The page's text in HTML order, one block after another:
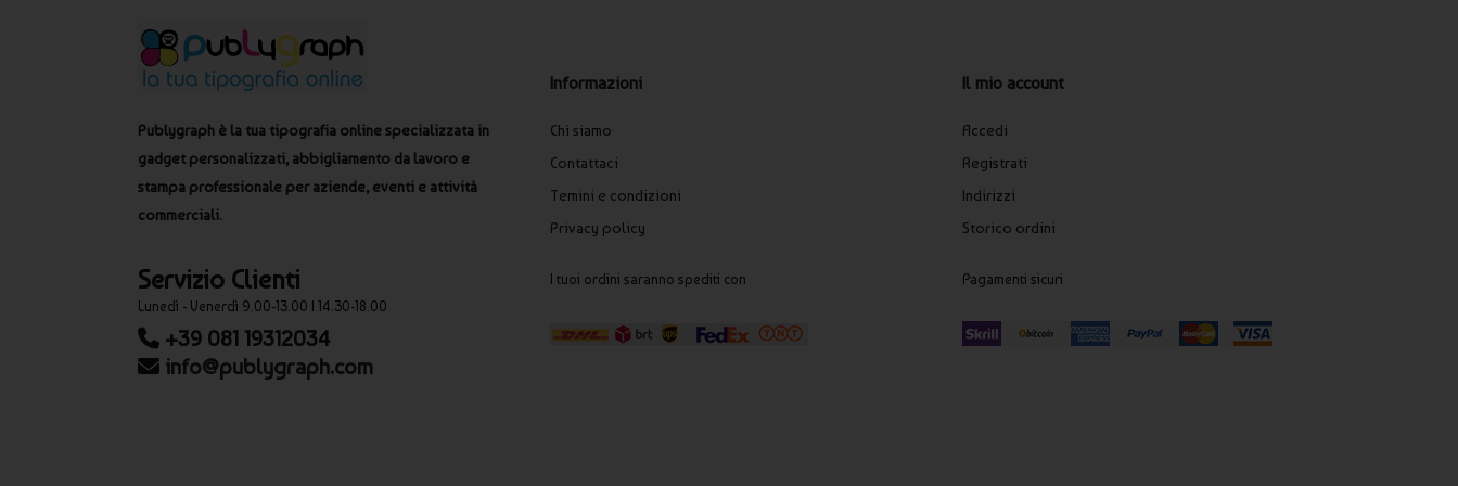
Publygraph è la tua tipografia online specializzata in
gadget personalizzati, abbigliamento da lavoro e
stampa professionale per aziende, eventi e attività
commerciali.
Servizio Clienti
Lunedì - Venerdì 9.00-13.00 | 14.30-18.00
+39 081 19312034
info@publygraph.com
Informazioni
Chi siamo
Contattaci
Temini e condizioni
Privacy policy
I tuoi ordini saranno spediti con
Il mio account
Accedi
Registrati
Indirizzi
Storico ordini
Pagamenti sicuri